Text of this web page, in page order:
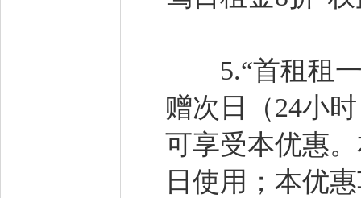
5.“首租租一
赠次日（24小
可享受本优惠
日使用；本优